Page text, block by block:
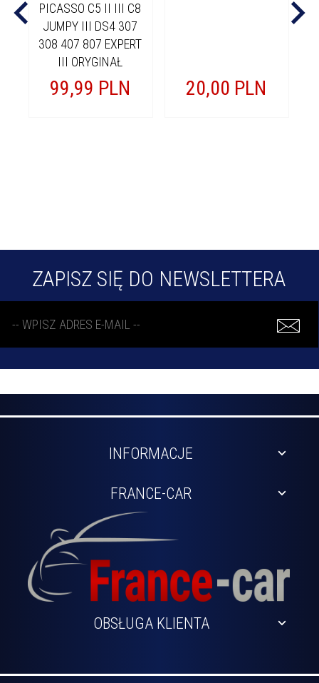
PICASSO C5 II III C8
JUMPY III DS4 307
308 407 807 EXPERT
III ORYGINAŁ
99,99 PLN 20,00 PLN
ZAPISZ SIĘ DO NEWSLETTERA
INFORMACJE
FRANCE-CAR
OBSŁUGA KLIENTA